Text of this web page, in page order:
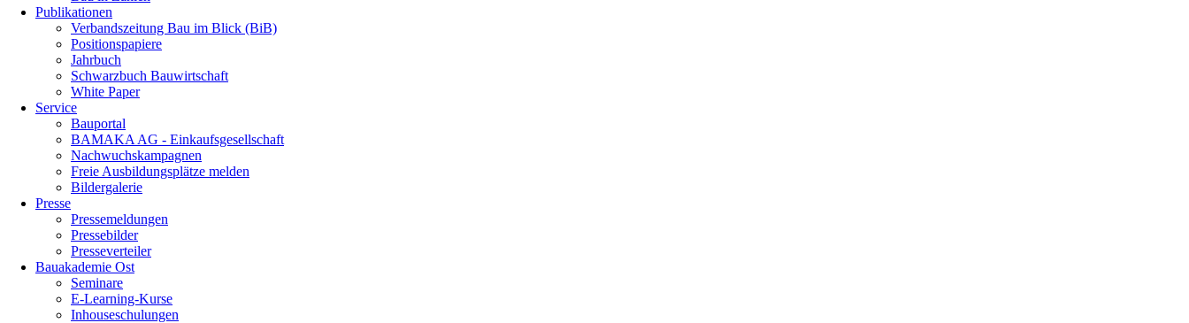
Publikationen
Verbandszeitung Bau im Blick (BiB)
Positionspapiere
Jahrbuch
Schwarzbuch Bauwirtschaft
White Paper
Service
Bauportal
BAMAKA AG - Einkaufsgesellschaft
Nachwuchskampagnen
Freie Ausbildungsplätze melden
Bildergalerie
Presse
Pressemeldungen
Pressebilder
Presseverteiler
Bauakademie Ost
Seminare
E-Learning-Kurse
Inhouseschulungen